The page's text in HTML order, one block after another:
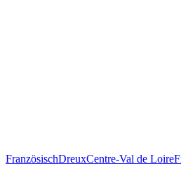
FranzösischDreuxCentre-Val de Loire